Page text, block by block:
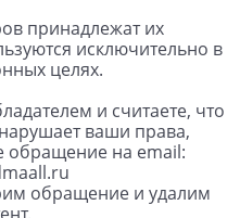
принадлежат их
исключительно в
целях.
и считаете, что
ваши права,
обращение на email:
обращение и удалим